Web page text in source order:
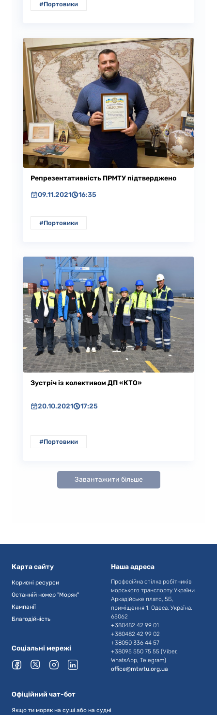
#Портовики
Репрезентативність ПРМТУ підтверджено
09.11.2021
16:35
#Портовики
Зустріч із колективом ДП «КТО»
20.10.2021 17:25
#Портовики
Завантажити більше
Карта сайту
Корисні ресурси
Останній номер "Моряк"
Кампанії
Благодійність
Наша адреса
Професійна спілка робітників
морського транспорту України
Аркадійське плато, 5Б,
приміщення 1, Одеса, Україна,
65062
+380482 42 99 01
+380482 42 99 02
+38050 336 44 57
+38095 550 75 55 (Viber,
WhatsApp, Telegram)
office@mtwtu.org.ua
Соціальні мережі
Офіційний чат-бот
Якщо ти моряк на суші або на судні